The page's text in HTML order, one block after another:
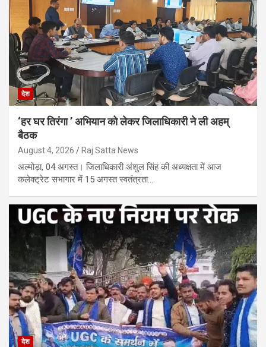
देश
‘हर घर तिरंगा ’ अभियान को लेकर जिलाधिकारी ने ली अहम्
बैठक
August 4, 2026 Raj Satta News
अल्मोड़ा, 04 अगस्त। जिलाधिकारी अंशुल सिंह की अध्यक्षता में आज
कलेक्ट्रेट सभागार में 15 अगस्त स्वतंत्रता…
देश